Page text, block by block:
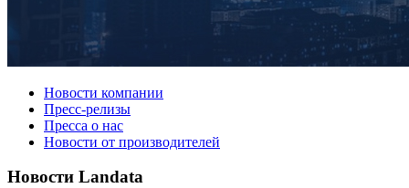
Новости компании
Пресс-релизы
Пресса о нас
Новости от производителей
Новости Landata